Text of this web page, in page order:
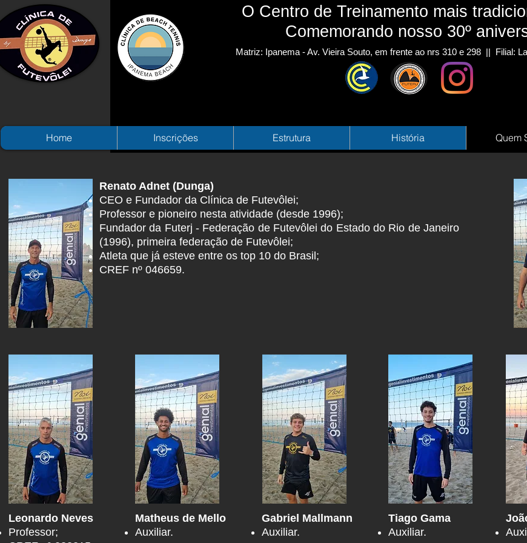
O Centro de Treinamento mais
Comemorando nosso 30º
Matriz: Ipanema - Av. Vieira Souto, em frente ao nrs 310 e 298|| Filial:
Home Inscrições Estrutura História Quem
Renato Adnet (Dunga)
CEO e Fundador da Clínica de Futevôlei;
Professor e pioneiro nesta atividade (desde 1996);
Fundador da Futerj - Federação de Futevôlei do Estado do Rio de Janeiro
(1996), primeira federação de Futevôlei;
Atleta que já esteve entre os top 10 do Brasil;
CREF nº 046659.
Leonardo Neves
Professor;
Matheus de Mello
Auxiliar.
Gabriel Mallmann
Auxiliar.
Tiago Gama
Auxiliar.